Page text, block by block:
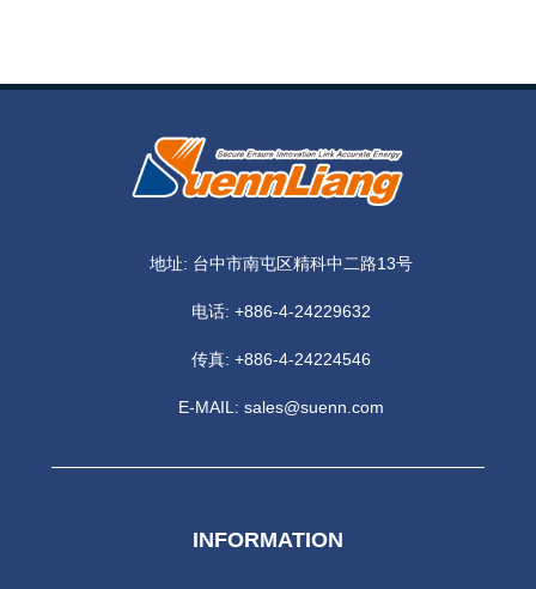
地址: 台中市南屯区精科中二路13号
电话:+886-4-24229632
传真: +886-4-24224546
E-MAIL:sales@suenn.com
INFORMATION